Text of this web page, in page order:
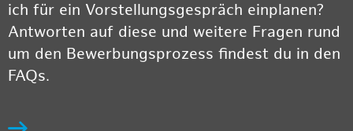
ich für ein Vorstellungsgespräch einplanen?
Antworten auf diese und weitere Fragen rund
um den Bewerbungsprozess findest du in den
FAQs.